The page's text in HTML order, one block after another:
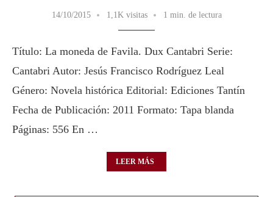
14/10/2015 1,1K visitas 1 min. de lectura
Título: La moneda de Favila. Dux Cantabri Serie:
Cantabri Autor: Jesús Francisco Rodríguez Leal
Género: Novela histórica Editorial: Ediciones Tantín
Fecha de Publicación: 2011 Formato: Tapa blanda
Páginas: 556 En …
LEER MÁS